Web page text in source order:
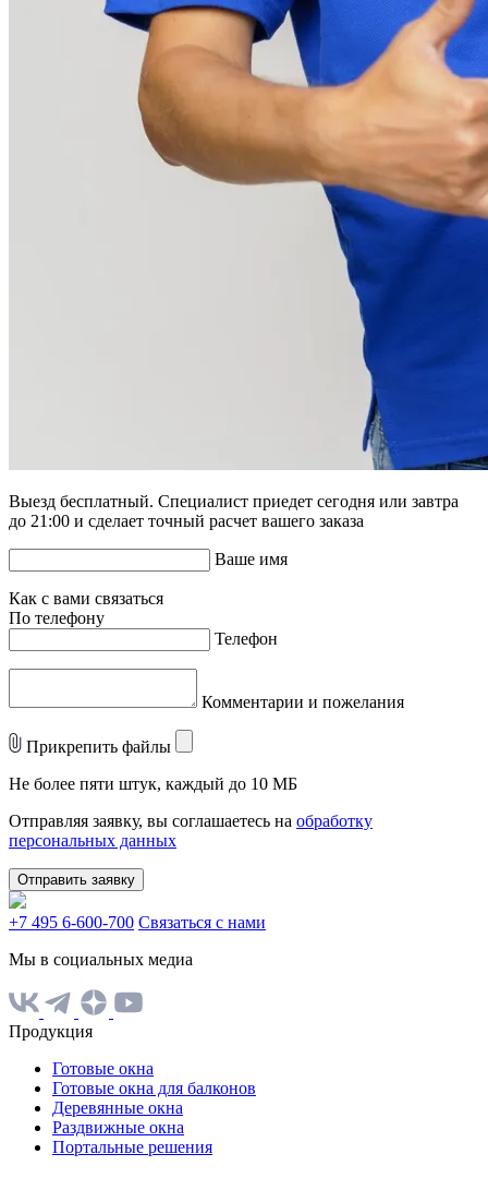
Выезд бесплатный. Специалист приедет сегодня или завтра
до 21:00 и сделает точный расчет вашего заказа
Ваше имя
Как с вами связаться
По телефону
Телефон
Комментарии и пожелания
Прикрепить файлы
Не более пяти штук, каждый до 10 МБ
Отправляя заявку, вы соглашаетесь на обработку
персональных данных
Отправить заявку
+7 495 6-600-700 Связаться с нами
Мы в социальных медиа
Продукция
Готовые окна
Готовые окна для балконов
Деревянные окна
Раздвижные окна
Портальные решения